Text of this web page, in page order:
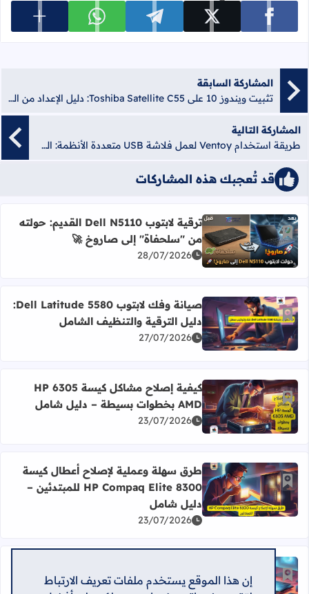
إن هذا الموقع يستخدم ملفات تعريف الارتباط
شارك على facebook شارك على x شارك على telegram شارك على whatsapp عرض
المشاركة السابقة
تثبيت ويندوز 10 على Toshiba Satellite C55: دليل الإعداد من الفلاشة والتعريفات 2026
المشاركة التالية
طريقة استخدام Ventoy لعمل فلاشة USB متعددة الأنظمة: الشرح الكامل 2026
قد تُعجبك هذه المشاركات
أضف إلى العلامات المرجعية
اقرأ المزيد عن ترقية لابتوب Dell N5110 القديم: حولته من "سلحفاة" إلى صاروخ 🚀
ترقية لابتوب Dell N5110 القديم: حولته
من "سلحفاة" إلى صاروخ 🚀
28/07/2026
أضف إلى العلامات المرجعية
اقرأ المزيد عن صيانة وفك لابتوب Dell Latitude 5580: دليل الترقية والتنظيف الشامل
صيانة وفك لابتوب Dell Latitude 5580:
دليل الترقية والتنظيف الشامل
27/07/2026
أضف إلى العلامات المرجعية
اقرأ المزيد عن كيفية إصلاح مشاكل كيسة HP 6305 AMD بخطوات بسيطة – دليل شامل
كيفية إصلاح مشاكل كيسة HP 6305
AMD بخطوات بسيطة – دليل شامل
23/07/2026
أضف إلى العلامات المرجعية
اقرأ المزيد عن طرق سهلة وعملية لإصلاح أعطال كيسة HP Compaq Elite 8300 للمبتدئين – دليل شامل
طرق سهلة وعملية لإصلاح أعطال كيسة
HP Compaq Elite 8300 للمبتدئين –
دليل شامل
23/07/2026
أضف إلى العلامات المرجعية
اقرأ المزيد عن دليل فك وتركيب لابتوب Lenovo ThinkPad T440 بسهولة واحترافية – خطوات عملية
ThinkPad T440 بسهولة واحترافية –